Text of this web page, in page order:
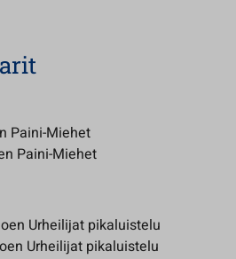
Paini-Miehet
Paini-Miehet
Urheilijat pikaluistelu
Urheilijat pikaluistelu